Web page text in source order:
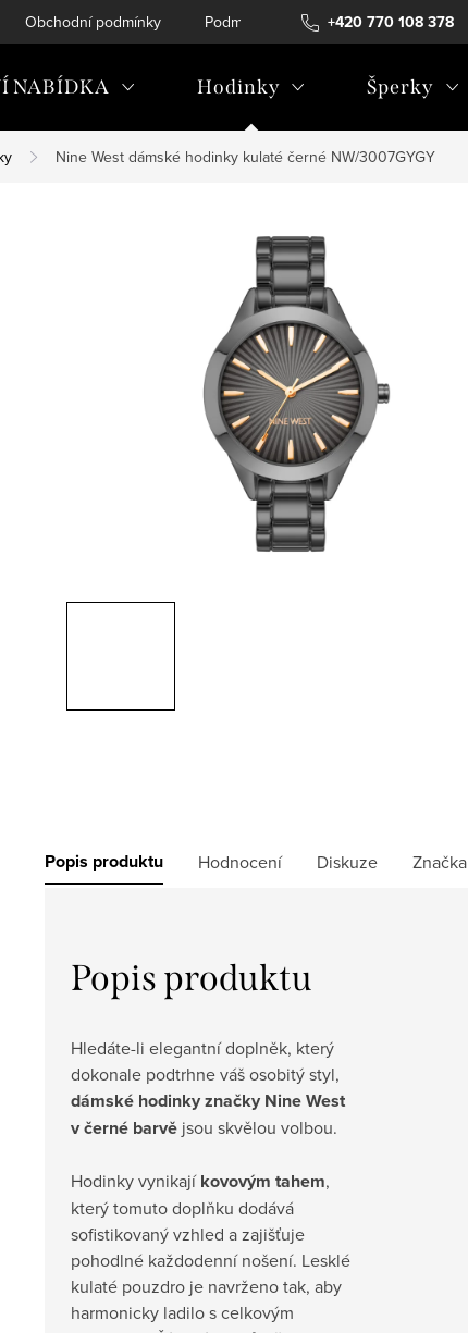
+420 770 108 378
Obchodní podmínky Podmínky ochrany osobních údajů
NABÍDKA Hodinky Šperky
Nine West dámské hodinky kulaté černé NW/3007GYGY
Popis produktu Hodnocení Diskuze Značka
Popis produktu
Hledáte-li elegantní doplněk, který
dokonale podtrhne váš osobitý styl,
dámské hodinky značky Nine West
v černé barvě jsou skvělou volbou.
Hodinky vynikajíkovovým tahem,
který tomuto doplňku dodává
sofistikovaný vzhled a zajišťuje
pohodlné každodenní nošení. Lesklé
kulaté pouzdro je navrženo tak, aby
harmonicky ladilo s celkovým